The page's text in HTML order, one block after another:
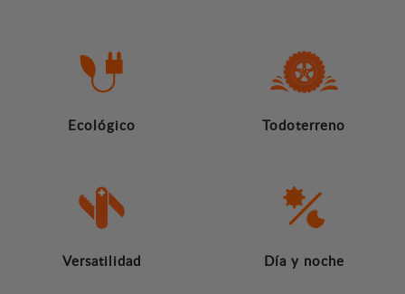
Ecológico Todoterreno
Versatilidad Día y noche